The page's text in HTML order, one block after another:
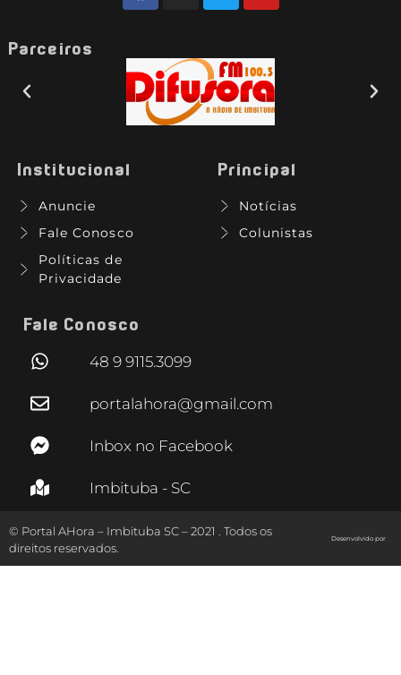
Parceiros
Institucional
Anuncie
Fale Conosco
Políticas de
Privacidade
Principal
Notícias
Colunistas
Fale Conosco
48 9 9115.3099
portalahora@gmail.com
Inbox no Facebook
Imbituba - SC
© Portal AHora – Imbituba SC – 2021 . Todos os
direitos reservados.
Desenvolvido por